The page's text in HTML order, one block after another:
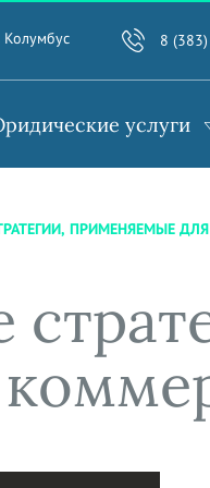
Колумбус 8
услуги
ПРИМЕНЯЕМЫЕ